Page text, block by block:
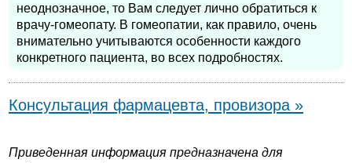
неоднозначное, то Вам следует лично обратиться к
врачу-гомеопату. В гомеопатии, как правило, очень
внимательно учитываются особенности каждого
конкретного пациента, во всех подробностях.
Консультация фармацевта, провизора »
Приведенная информация предназначена для